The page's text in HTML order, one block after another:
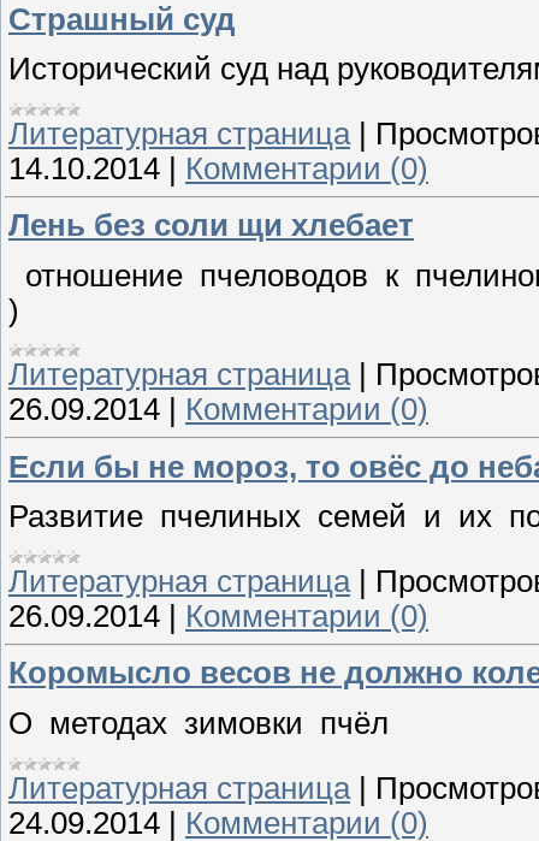
Страшный суд
Исторический суд над
Литературная страница|
14.10.2014
Комментарии (0)
Лень без соли щи хлебает
отношение пчеловодов к
)
Литературная страница|
26.09.2014
Комментарии (0)
Если бы не мороз, то овёс до
Развитие пчелиных семей и их
Литературная страница|
26.09.2014
Комментарии (0)
Коромысло весов не должно
О методах зимовки пчёл
Литературная страница|
24.09.2014 | Комментарии (0)